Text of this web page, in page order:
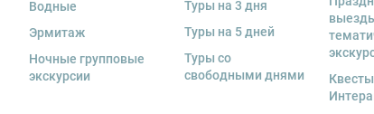
Водные
Эрмитаж
Ночные групповые
экскурсии
Туры на 3 дня
Туры на 5 дней
Туры со
свободными днями